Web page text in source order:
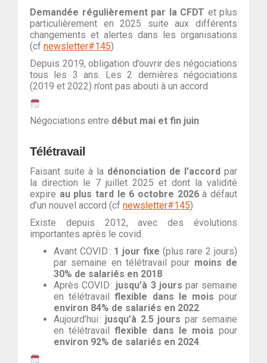
Demandée régulièrement par la CFDT et plus
particulièrement en 2025 suite aux différents
changements et alertes dans les organisations
(cf newsletter#145)
Depuis 2019, obligation d’ouvrir des négociations
tous les 3 ans. Les 2 dernières négociations
(2019 et 2022) n’ont pas abouti à un accord
Négociations entre début mai et fin juin
Télétravail
Faisant suite à la dénonciation de l’accord par
la direction le 7 juillet 2025 et dont la validité
expire au plus tard le 6 octobre 2026à défaut
d’un nouvel accord (cf newsletter#145)
Existe depuis 2012, avec des évolutions
importantes après le covid.
Avant COVID : 1 jour fixe (plus rare 2 jours)
par semaine en télétravail pour moins de
30% de salariés en 2018
Après COVID : jusqu’à 3 jours par semaine
en télétravailflexible dans le moispour
environ 84% de salariés en 2022.
Aujourd’hui : jusqu’à 2.5 jours par semaine
en télétravailflexible dans le moispour
environ 92% de salariés en 2024.